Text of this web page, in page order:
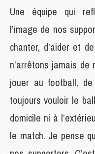
Une équipe qui
l’image de nos
chanter, d’aider et
n’arrêtons jamais de
jouer au football,
toujours vouloir le
domicile ni à
le match. Je pense